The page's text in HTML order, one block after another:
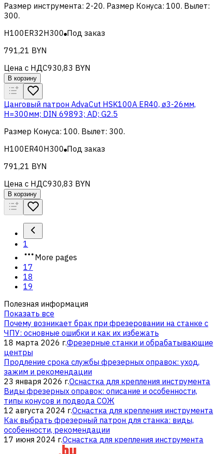
Размер инструмента: 2-20. Размер Конуса: 100. Вылет:
300.
H100ER32H300 Под заказ
791,21 BYN
Цена с НДС930,83 BYN
В корзину
Цанговый патрон AdvaCut HSK100A ER40, ø3-26мм,
H=300мм; DIN 69893; AD; G2.5
Размер Конуса: 100. Вылет: 300.
H100ER40H300 Под заказ
791,21 BYN
Цена с НДС930,83 BYN
В корзину
1
More pages
17
18
19
Полезная информация
Показать все
Почему возникает брак при фрезеровании на станке с
ЧПУ: основные ошибки и как их избежать
18 марта 2026 г.Фрезерные станки и обрабатывающие
центры
Продление срока службы фрезерных оправок: уход,
зажим и рекомендации
23 января 2026 г.Оснастка для крепления инструмента
Виды фрезерных оправок: описание и особенности,
типы конусов и подвода СОЖ
12 августа 2024 г.Оснастка для крепления инструмента
Как выбрать фрезерный патрон для станка: виды,
особенности, рекомендации
17 июня 2024 г.Оснастка для крепления инструмента